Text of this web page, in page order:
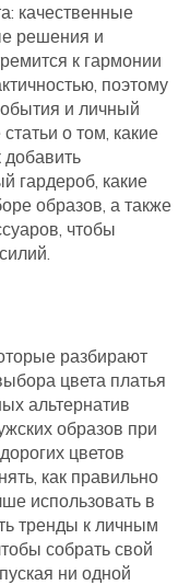
качественные
решения и
к гармонии
поэтому
и личный
о том, какие
гардероб, какие
образов, а также
чтобы
разбирают
цвета платья
альтернатив
образов при
цветов
как правильно
использовать в
тренды к личным
собрать свой
ни одной